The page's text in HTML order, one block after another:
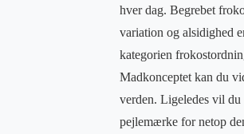
hver dag. Begrebet
variation og alsidighed
kategorien
Madkonceptet kan du
verden. Ligeledes vil
pejlemærke for netop